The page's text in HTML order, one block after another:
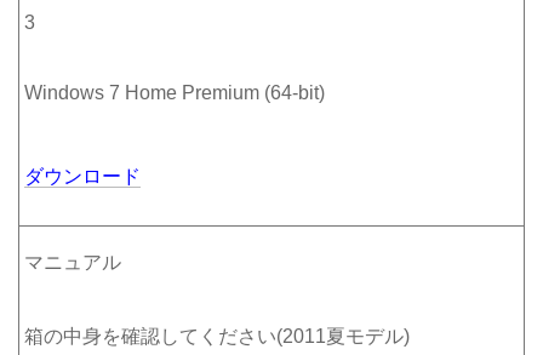
3
Windows 7 Home Premium (64-bit)
ダウンロード
マニュアル
箱の中身を確認してください(2011夏モデル)